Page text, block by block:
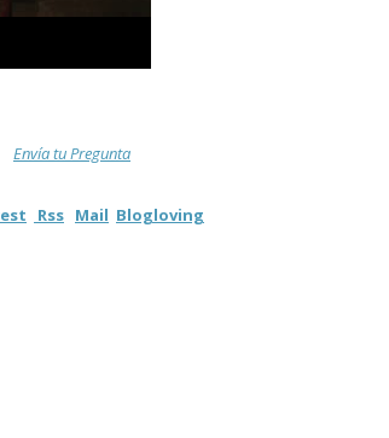
Envía tu Pregunta
Rss Mail Blogloving